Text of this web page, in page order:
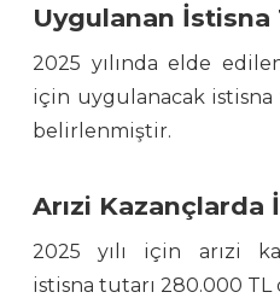
Uygulanan İstisna
2025 yılında elde
için uygulanacak istisna
belirlenmiştir.
Arızi Kazançlarda
2025 yılı için arızi
istisna tutarı 280.000